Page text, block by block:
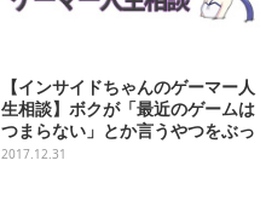
【インサイドちゃんのゲーマー人
生相談】ボクが「最近のゲームは
つまらない」とか言うやつをぶっ
飛ばします
2017.12.31